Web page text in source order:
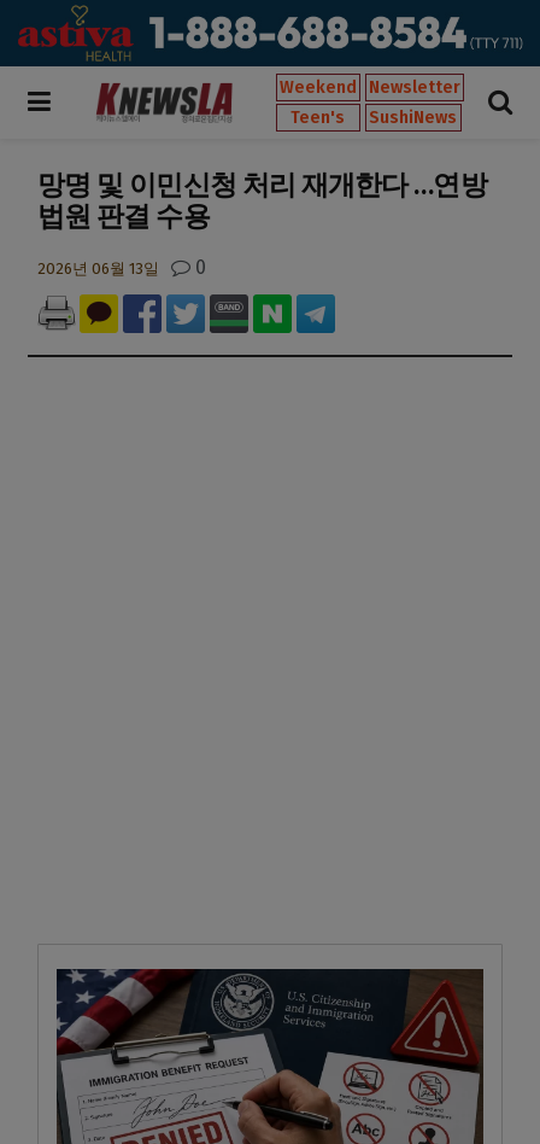
Weekend
Newsletter
Teen's
SushiNews
망명 및 이민신청 처리 재개한다 …연방
법원 판결 수용
2026년 06월 13일 0